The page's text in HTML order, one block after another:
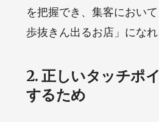
を把握でき、集客におい
歩抜きん出るお店」になれ
2. 正しいタッチポ
するため